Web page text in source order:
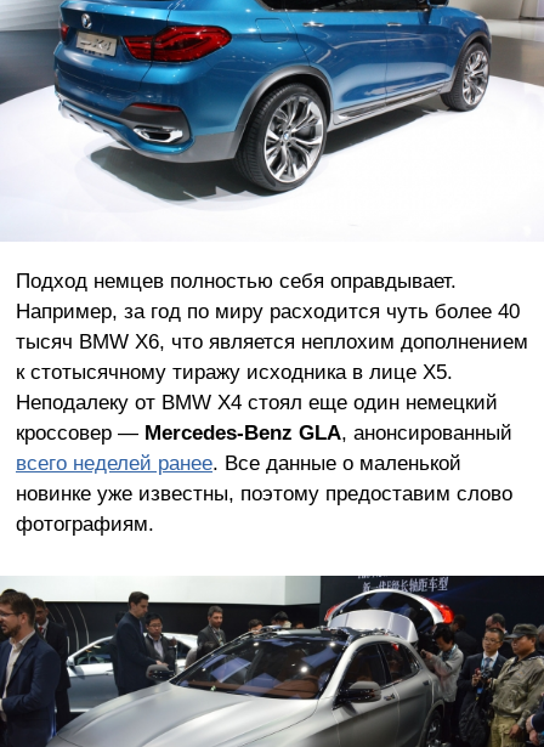
Подход немцев полностью себя оправдывает.
Например, за год по миру расходится чуть более 40
тысяч BMW X6, что является неплохим дополнением
к стотысячному тиражу исходника в лице X5.
Неподалеку от BMW X4 стоял еще один немецкий
кроссовер — Mercedes-Benz GLA, анонсированный
всего неделей ранее. Все данные о маленькой
новинке уже известны, поэтому предоставим слово
фотографиям.